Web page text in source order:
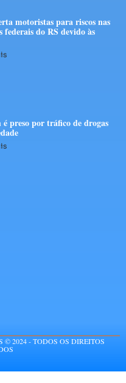
motoristas para riscos nas
federais do RS devido às
é preso por tráfico de drogas
© 2024 - TODOS OS DIREITOS